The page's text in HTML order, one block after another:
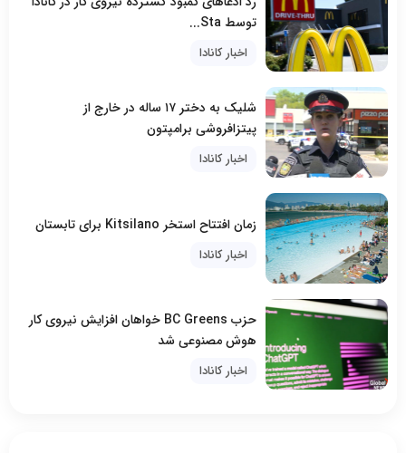
توسط Sta...
اخبار کانادا
شلیک به دختر ۱۷ ساله در خارج از
پیتزافروشی برامپتون
اخبار کانادا
زمان افتتاح استخر Kitsilano برای تابستان
اخبار کانادا
حزب BC Greens خواهان افزایش نیروی کار
هوش مصنوعی شد
اخبار کانادا